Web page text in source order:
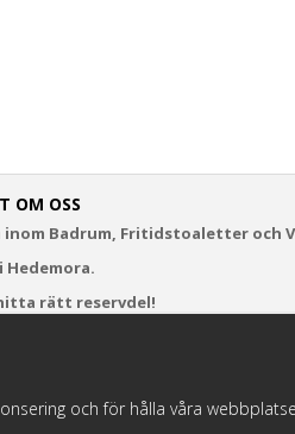
OM OSS
Badrum, Fritidstoaletter och
Hedemora.
rätt reservdel!
och för hålla våra